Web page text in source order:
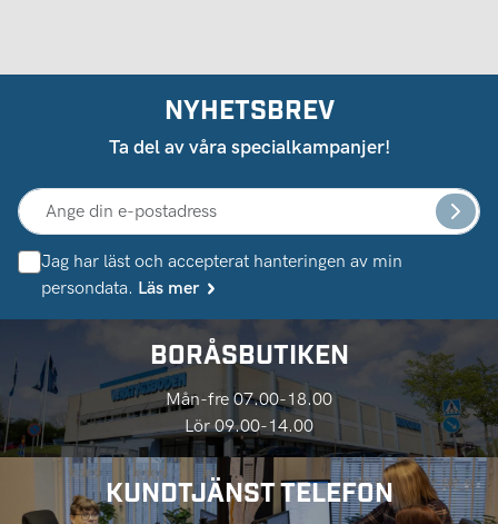
NYHETSBREV
Ta del av våra specialkampanjer!
Jag har läst och accepterat hanteringen av min
persondata. Läs mer
BORÅSBUTIKEN
Mån-fre 07.00-18.00
Lör 09.00-14.00
KUNDTJÄNST TELEFON